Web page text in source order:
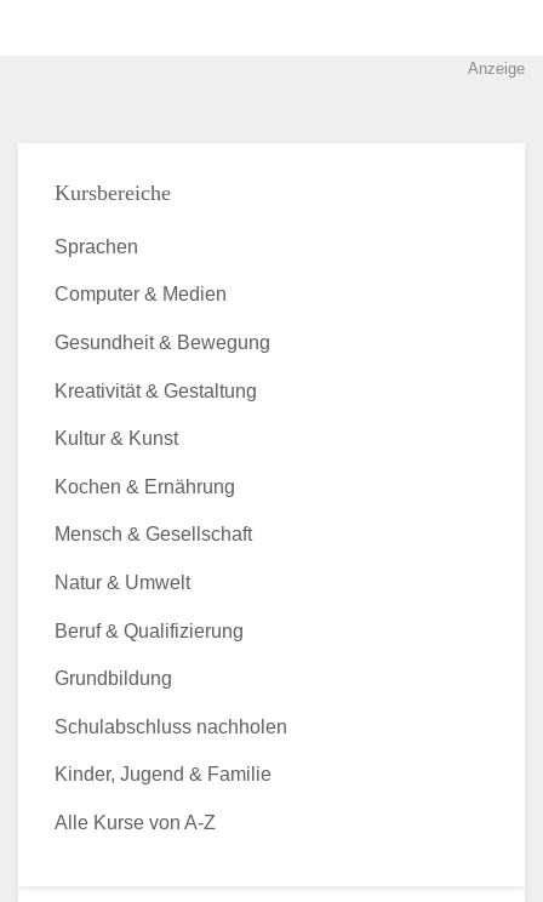
Anzeige
Kursbereiche
Sprachen
Computer & Medien
Gesundheit & Bewegung
Kreativität & Gestaltung
Kultur & Kunst
Kochen & Ernährung
Mensch & Gesellschaft
Natur & Umwelt
Beruf & Qualifizierung
Grundbildung
Schulabschluss nachholen
Kinder, Jugend & Familie
Alle Kurse von A-Z